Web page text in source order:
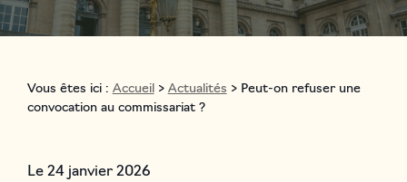
Vous êtes ici : Accueil> Actualités > Peut-on refuser une
convocation au commissariat ?
Le 24 janvier 2026